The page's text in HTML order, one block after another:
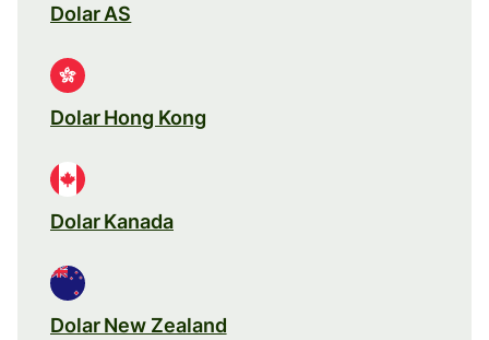
Dolar AS
Dolar Hong Kong
Dolar Kanada
Dolar New Zealand